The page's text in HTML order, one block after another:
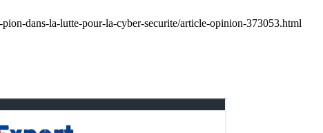
dans-la-lutte-pour-la-cyber-securite/article-opinion-373053.html